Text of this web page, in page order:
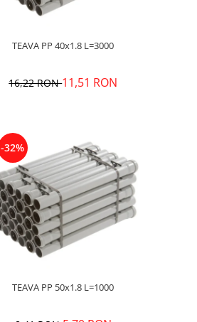
TEAVA PP 40x1.8 L=3000
16,22 RON11,51 RON
-32%
TEAVA PP 50x1.8 L=1000